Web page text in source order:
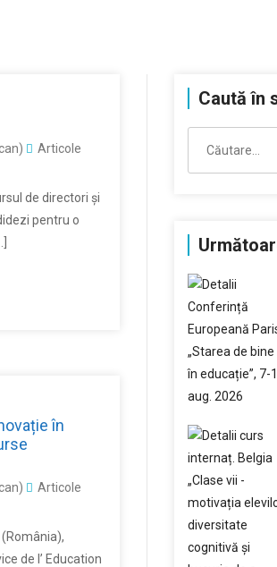
Articole
de directori și
pentru o
în
Articole
de l’ Education
Caută în
după: